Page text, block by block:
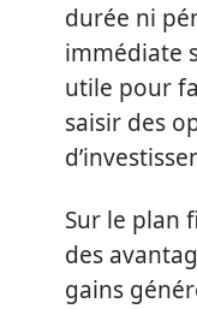
durée ni
immédiate
utile pour
saisir des
Sur le plan
des
gains